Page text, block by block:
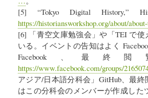
[5] “Tokyo Digital History,”
https://historiansworkshop.org/about/
[6] 「青空文庫勉強会」や「TEI で
いる。イベントの告知はよく
Facebook、最終
https://www.facebook.com/groups/
アジア/日本語分科会」GitHub、最終
はこの分科会のメンバーが作成し